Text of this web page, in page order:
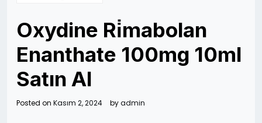
Oxydine Ri̇mabolan
Enanthate 100mg 10ml
Satın Al
Posted on Kasım 2, 2024 byadmin